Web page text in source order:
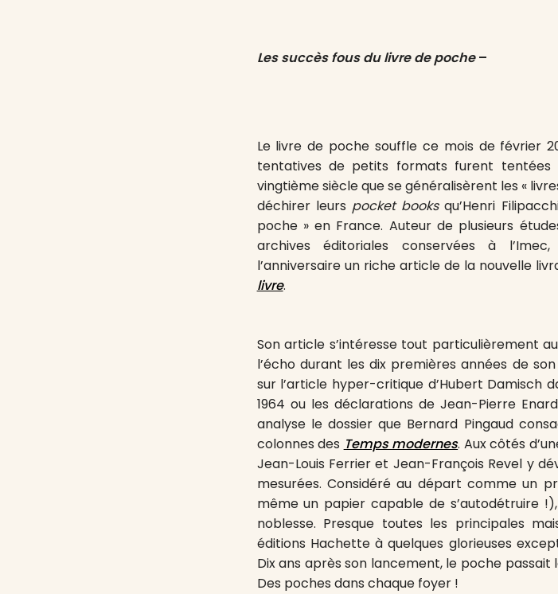
Les succès fous du livre de poche–
Le livre de poche souffle ce mois de février
tentatives de petits formats furent tentées
vingtième siècle que se généralisèrent les «
déchirer leurs pocket booksqu’Henri
poche » en France. Auteur de plusieurs
archives éditoriales conservées à
l’anniversaire un riche article de la nouvelle
livre.
Son article s’intéresse tout particulièrement
l’écho durant les dix premières années de
sur l’article hyper-critique d’Hubert Damisch
1964 ou les déclarations de Jean-Pierre
analyse le dossier que Bernard Pingaud
colonnes des Temps modernes. Aux côtés
Jean-Louis Ferrier et Jean-François Revel y
mesurées. Considéré au départ comme un
même un papier capable de s’autodétruire
noblesse. Presque toutes les principales
éditions Hachette à quelques glorieuses
Dix ans après son lancement, le poche passait
Des poches dans chaque foyer !